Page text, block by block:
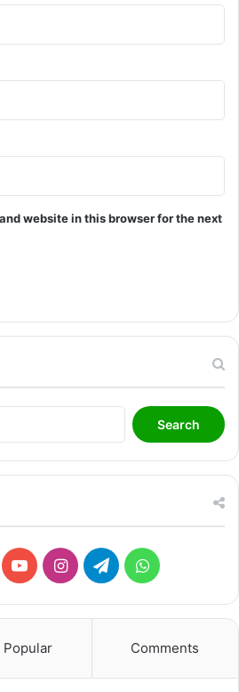
website in this browser for the next
Search
for:
YouTubeInstagram
TelegramWhatsApp
Popular Comments